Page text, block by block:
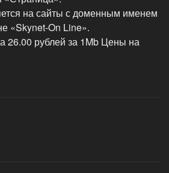
на сайты с доменным именем
«Skynet-On Line».
рублей за 1Mb Цены на